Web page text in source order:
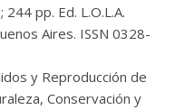
pp. Ed. L.O.L.A.
Aires. ISSN 0328-
y Reproducción de
Conservación y